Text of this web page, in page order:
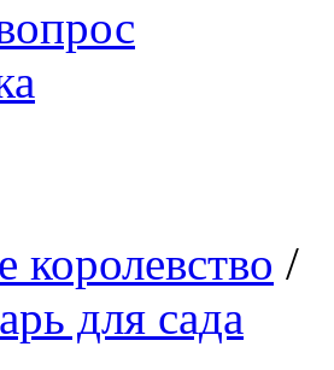
королевство /
для сада